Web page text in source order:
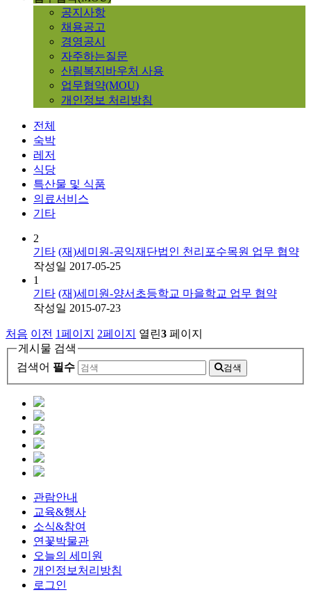
공지사항
채용공고
경영공시
자주하는질문
산림복지바우처 사용
업무협약(MOU)
개인정보 처리방침
전체
숙박
레저
식당
특산물 및 식품
의료서비스
기타
2
기타 (재)세미원-공익재단법인 천리포수목원 업무 협약
작성일 2017-05-25
1
기타 (재)세미원-양서초등학교 마을학교 업무 협약
작성일 2015-07-23
처음 이전 1페이지 2페이지 열린3 페이지
게시물 검색
검색어 필수 검색
관람안내
교육&행사
소식&참여
연꽃박물관
오늘의 세미원
개인정보처리방침
로그인